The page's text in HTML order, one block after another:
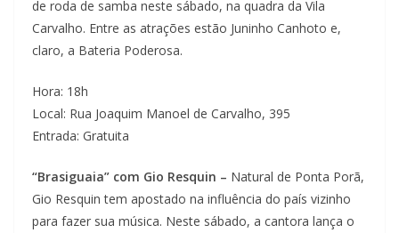
de roda de samba neste sábado, na quadra da Vila
Carvalho. Entre as atrações estão Juninho Canhoto e,
claro, a Bateria Poderosa.
Hora: 18h
Local: Rua Joaquim Manoel de Carvalho, 395
Entrada: Gratuita
“Brasiguaia” com Gio Resquin – Natural de Ponta Porã,
Gio Resquin tem apostado na influência do país vizinho
para fazer sua música. Neste sábado, a cantora lança o